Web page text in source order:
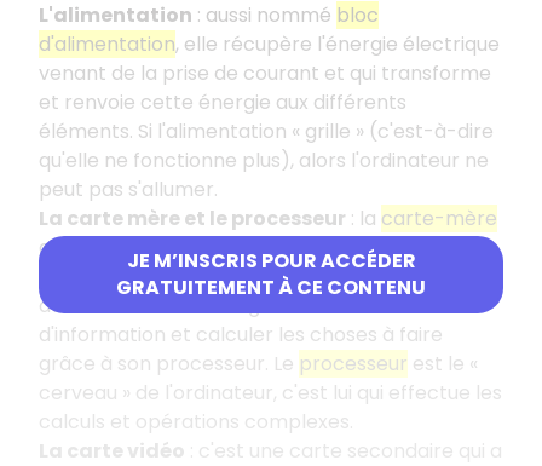
JE M’INSCRIS POUR ACCÉDER
GRATUITEMENT À CE CONTENU
L'alimentation : aussi nommé bloc
d'alimentation, elle récupère l'énergie électrique
venant de la prise de courant et qui transforme
et renvoie cette énergie aux différents
éléments. Si l'alimentation « grille » (c'est-à-dire
qu'elle ne fonctionne plus), alors l'ordinateur ne
peut pas s'allumer.
La carte mère et le processeur : la carte-mère
accueille les différentes cartes et autres
composants du PC, qui sont soudés ou clipsés
dessus. Elle va aussi organiser le flux
d'information et calculer les choses à faire
grâce à son processeur. Le processeur est le «
cerveau » de l'ordinateur, c'est lui qui effectue les
calculs et opérations complexes.
La carte vidéo : c'est une carte secondaire qui a